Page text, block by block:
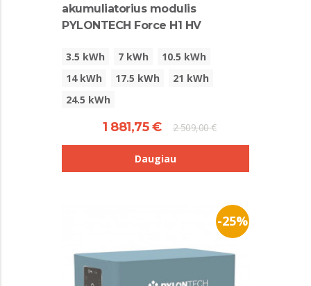
akumuliatorius modulis
PYLONTECH Force H1 HV
3.5 kWh 7 kWh
10.5 kWh
14 kWh
17.5 kWh
21 kWh
24.5 kWh
1 881,75 € 2 509,00 €
Daugiau
-25%